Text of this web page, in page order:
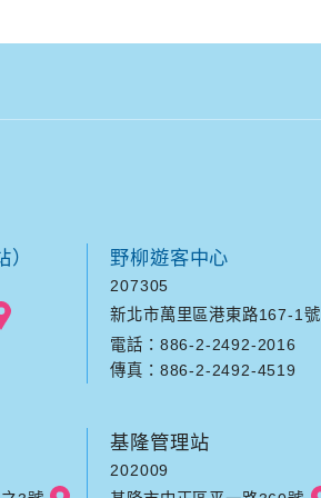
野柳遊客中心
207305
新北市萬里區港東路167-1號
電話：886-2-2492-2016
傳真：886-2-2492-4519
基隆管理站
202009